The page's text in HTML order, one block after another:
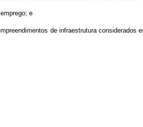
e
de infraestrutura considerados